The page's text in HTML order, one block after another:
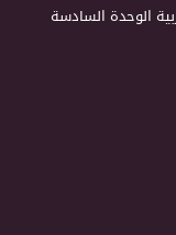
الوحدة السادسة